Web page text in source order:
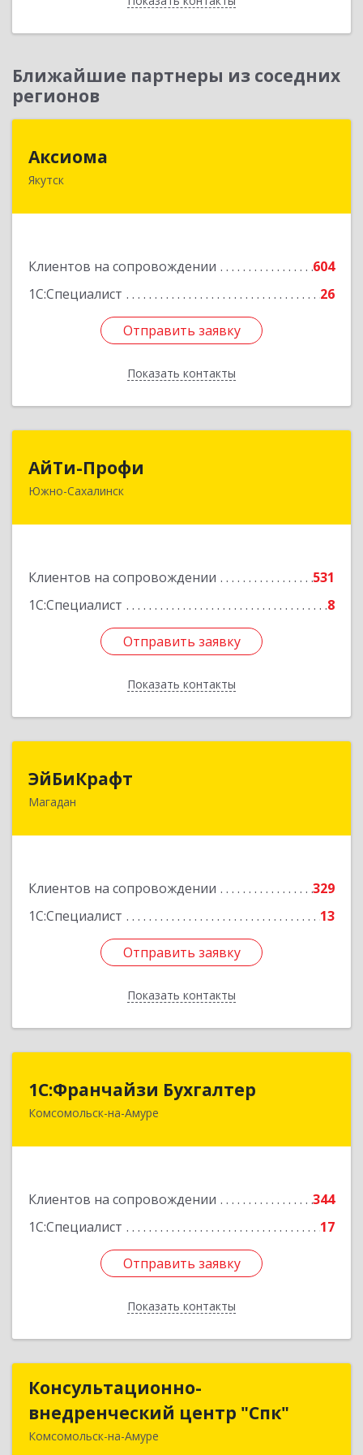
Ближайшие партнеры из соседних
регионов
Аксиома
Якутск
Клиентов на сопровождении
604
1С:Специалист
26
Отправить заявку
Показать контакты
677000, Саха /Якутия/ Респ, Якутск г, Чиряева
Отправить заявку
Назад
АйТи-Профи
Южно-Сахалинск
Клиентов на сопровождении
531
1С:Специалист
8
Отправить заявку
Показать контакты
693023, Сахалинская обл, город Южно-
Подробнее
Отправить заявку
Назад
ЭйБиКрафт
Магадан
Клиентов на сопровождении
329
1С:Специалист
13
Отправить заявку
Показать контакты
685000, Магаданская обл, Магадан г, Полярная
Отправить заявку
Назад
1С:Франчайзи Бухгалтер
Комсомольск-на-Амуре
Клиентов на сопровождении
344
1С:Специалист
17
Отправить заявку
Показать контакты
1С:Франчайзи Бухгалтер
681000, Хабаровский край, Комсомольск-на-
Подробнее
Отправить заявку
Назад
Консультационно-
внедренческий центр "Спк"
Комсомольск-на-Амуре
Консультационно-
внедренческий центр "Спк"